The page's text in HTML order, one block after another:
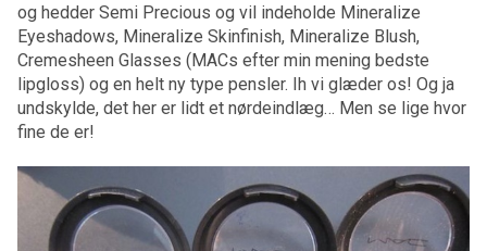
og hedder Semi Precious og vil indeholde Mineralize
Eyeshadows, Mineralize Skinfinish, Mineralize Blush,
Cremesheen Glasses (MACs efter min mening bedste
lipgloss) og en helt ny type pensler. Ih vi glæder os! Og ja
undskylde, det her er lidt et nørdeindlæg… Men se lige hvor
fine de er!